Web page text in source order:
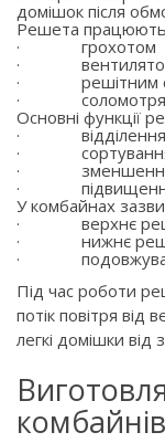
домішок після
Решета працюють
·
грохотом
·
·
решітним
·
Основні функції
·
·
·
·
У комбайнах
·
верхнє
·
нижнє
·
Під час роботи
потік повітря від
легкі домішки від
комбайнів